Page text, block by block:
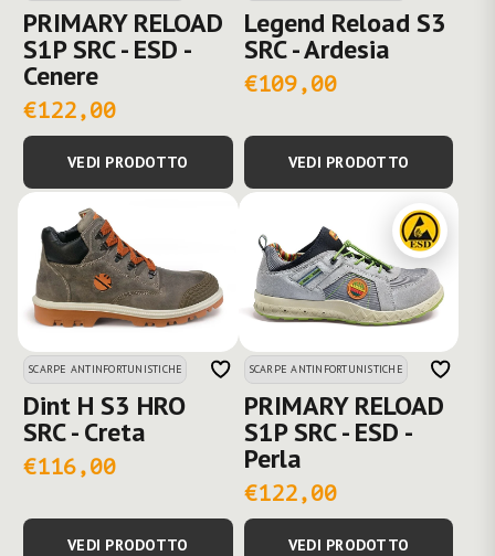
PRIMARY RELOAD
S1P SRC - ESD -
Cenere
€122,00
VEDI PRODOTTO
Legend Reload S3
SRC - Ardesia
€109,00
VEDI PRODOTTO
SCARPE ANTINFORTUNISTICHE
Dint H S3 HRO
SRC - Creta
€116,00
VEDI PRODOTTO
SCARPE ANTINFORTUNISTICHE
PRIMARY RELOAD
S1P SRC - ESD -
Perla
€122,00
VEDI PRODOTTO